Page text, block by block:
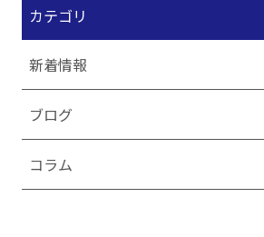
カテゴリ
新着情報
ブログ
コラム